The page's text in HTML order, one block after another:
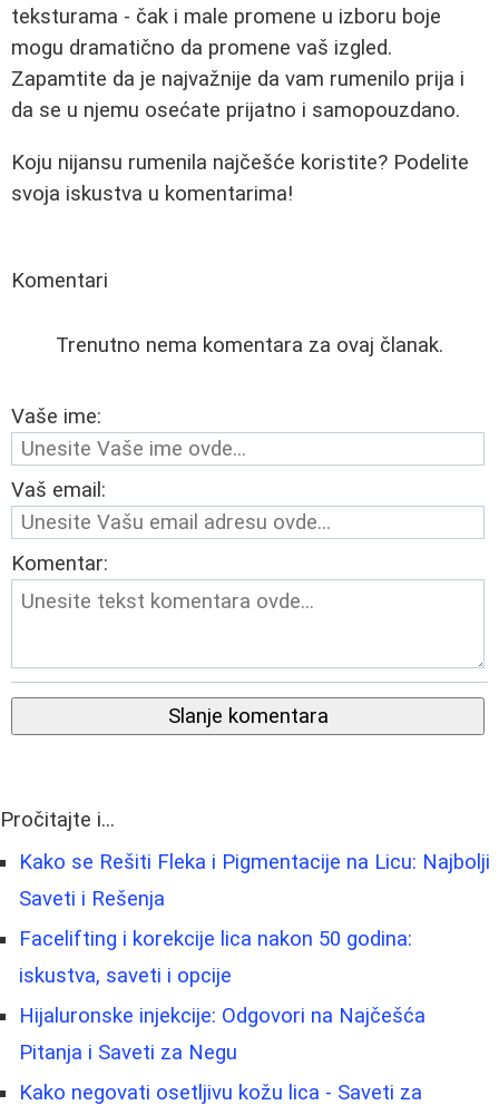
teksturama - čak i male promene u izboru boje
mogu dramatično da promene vaš izgled.
Zapamtite da je najvažnije da vam rumenilo prija i
da se u njemu osećate prijatno i samopouzdano.
Koju nijansu rumenila najčešće koristite? Podelite
svoja iskustva u komentarima!
Komentari
Trenutno nema komentara za ovaj članak.
Vaše ime:
Vaš email:
Komentar:
Slanje komentara
Pročitajte i...
Kako se Rešiti Fleka i Pigmentacije na Licu: Najbolji
Saveti i Rešenja
Facelifting i korekcije lica nakon 50 godina:
iskustva, saveti i opcije
Hijaluronske injekcije: Odgovori na Najčešća
Pitanja i Saveti za Negu
Kako negovati osetljivu kožu lica - Saveti za